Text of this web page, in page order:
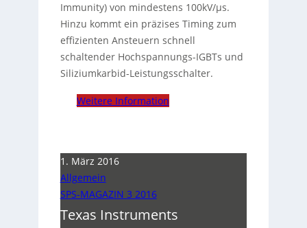
Immunity) von mindestens 100kV/µs.
Hinzu kommt ein präzises Timing zum
effizienten Ansteuern schnell
schaltender Hochspannungs-IGBTs und
Siliziumkarbid-Leistungsschalter.
Weitere Information
1. März 2016
Allgemein
SPS-MAGAZIN 3 2016
Texas Instruments